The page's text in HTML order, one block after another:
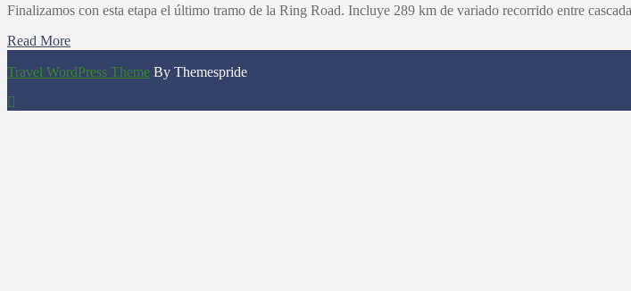
Finalizamos con esta etapa el último tramo de la Ring Road. Incluye 289 km de variado recorrido entre
Read More
Travel WordPress Theme By Themespride